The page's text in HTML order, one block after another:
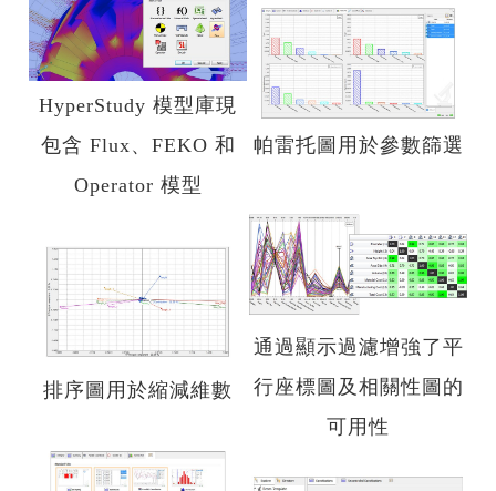
HyperStudy 模型庫現
包含 Flux、FEKO 和
Operator 模型
帕雷托圖用於參數篩選
排序圖用於縮減維數
通過顯示過濾增強了平
行座標圖及相關性圖的
可用性